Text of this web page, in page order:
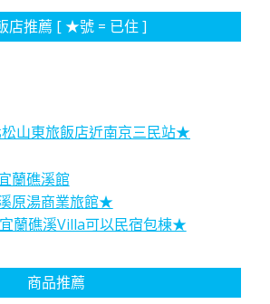
店推薦 [ ★號 = 已住 ]
松山東旅飯店近南京三民站★
蘭礁溪館
原湯商業旅館★
宜蘭礁溪Villa可以民宿包棟★
商品推薦